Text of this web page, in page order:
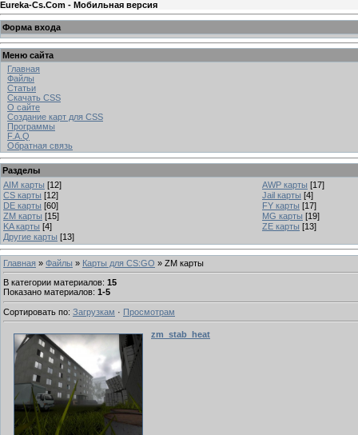
Eureka-Cs.Com - Мобильная версия
Форма входа
Меню сайта
Главная
Файлы
Статьи
Скачать CSS
О сайте
Создание карт для CSS
Программы
F.A.Q
Обратная связь
Разделы
AIM карты [12] AWP карты [17]
CS карты [12] Jail карты [4]
DE карты [60] FY карты [17]
ZM карты [15] MG карты [19]
KA карты [4] ZE карты [13]
Другие карты [13]
Главная » Файлы » Карты для CS:GO » ZM карты
В категории материалов: 15
Показано материалов: 1-5
Сортировать по: Загрузкам · Просмотрам
zm_stab_heat